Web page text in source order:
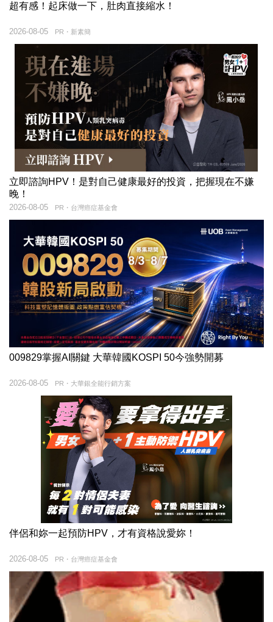
超有感！起床做一下，肚肉直接縮水！
PR・新素簡
2026-08-05
立即諮詢HPV！是對自己健康最好的投資，把握現在不嫌
晚！
PR・台灣癌症基金會
2026-08-05
009829掌握AI關鍵 大華韓國KOSPI 50今強勢開募
PR・大華銀全能行銷方案
2026-08-05
伴侶和妳一起預防HPV，才有資格說愛妳！
PR・台灣癌症基金會
2026-08-05